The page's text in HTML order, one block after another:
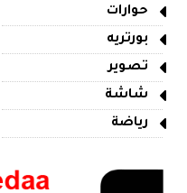
حوارات
بورتريه
تصوير
شاشة
رياضة